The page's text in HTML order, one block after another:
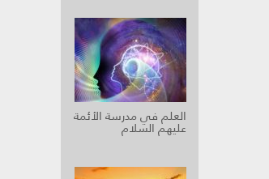
العلم في مدرسة الأئمة
عليهم السلام